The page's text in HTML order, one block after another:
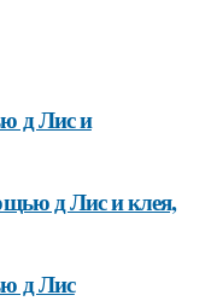
д Лис и
д Лис и клея,
д Лис